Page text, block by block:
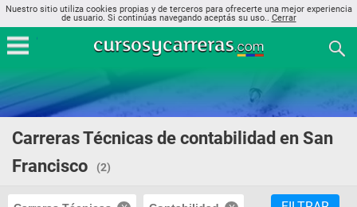
Nuestro sitio utiliza cookies propias y de terceros para ofrecerte una mejor experiencia
de usuario. Si continúas navegando aceptás su uso.. Cerrar
Carreras Técnicas de contabilidad en San
Francisco
(2)